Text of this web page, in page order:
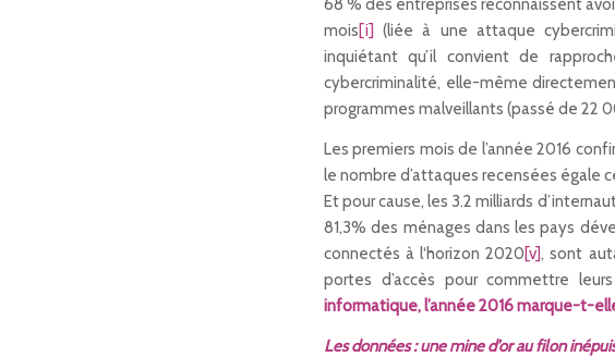
68 % des entreprises reconnaissent
mois[i] (liée à une attaque
inquiétant qu’il convient de
cybercriminalité, elle-même
programmes malveillants (passé de 22
Les premiers mois de l’année 2016
le nombre d’attaques recensées égale
Et pour cause, les 3.2 milliards
81,3% des ménages dans les pays
connectés à l‘horizon 2020[v], sont
portes d’accès pour commettre
informatique, l’année 2016 marque-t-
Les données : une mine d’or au filon